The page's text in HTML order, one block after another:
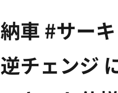
納車 #サー
逆チェンジ